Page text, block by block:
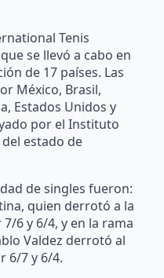
Tenis
se llevó a cabo en
de 17 países. Las
México, Brasil,
Estados Unidos y
por el Instituto
estado de
de singles fueron:
quien derrotó a la
6 y 6/4, y en la rama
Valdez derrotó al
6/7 y 6/4.